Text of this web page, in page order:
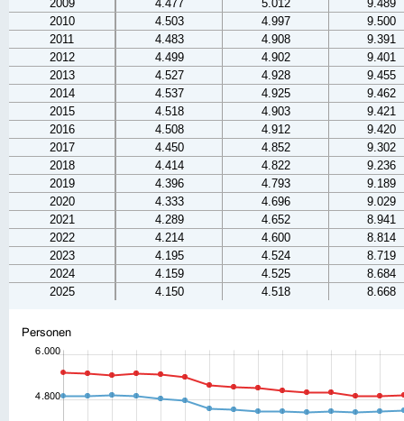
2009
4.477 5.012
9.489
2010
4.503 4.997
9.500
2011
4.483 4.908
9.391
2012
4.499 4.902
9.401
2013
4.527 4.928
9.455
2014
4.537 4.925
9.462
2015
4.518 4.903
9.421
2016
4.508 4.912
9.420
2017
4.450 4.852
9.302
2018
4.414 4.822
9.236
2019
4.396 4.793
9.189
2020
4.333 4.696
9.029
2021
4.289 4.652
8.941
2022
4.214 4.600
8.814
2023
4.195 4.524
8.719
2024
4.159 4.525
8.684
2025
4.150 4.518 8.668